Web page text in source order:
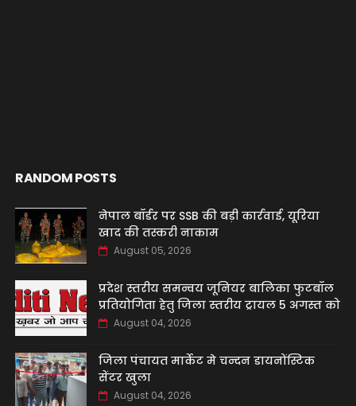
RANDOM POSTS
नेपाल बॉर्डर पर SSB की बड़ी कार्रवाई, यूरिया
खाद की तस्करी नाकाम
August 05, 2026
प्रदेश स्तरीय समन्वय जूनियर बालिका फुटबॉल
प्रतियोगिता हेतु जिला स्तरीय ट्रायल 5 अगस्त को
August 04, 2026
जिला पंचायत मार्केट मे चन्दन डायनोंस्टिक
सेंटर खुला
August 04, 2026